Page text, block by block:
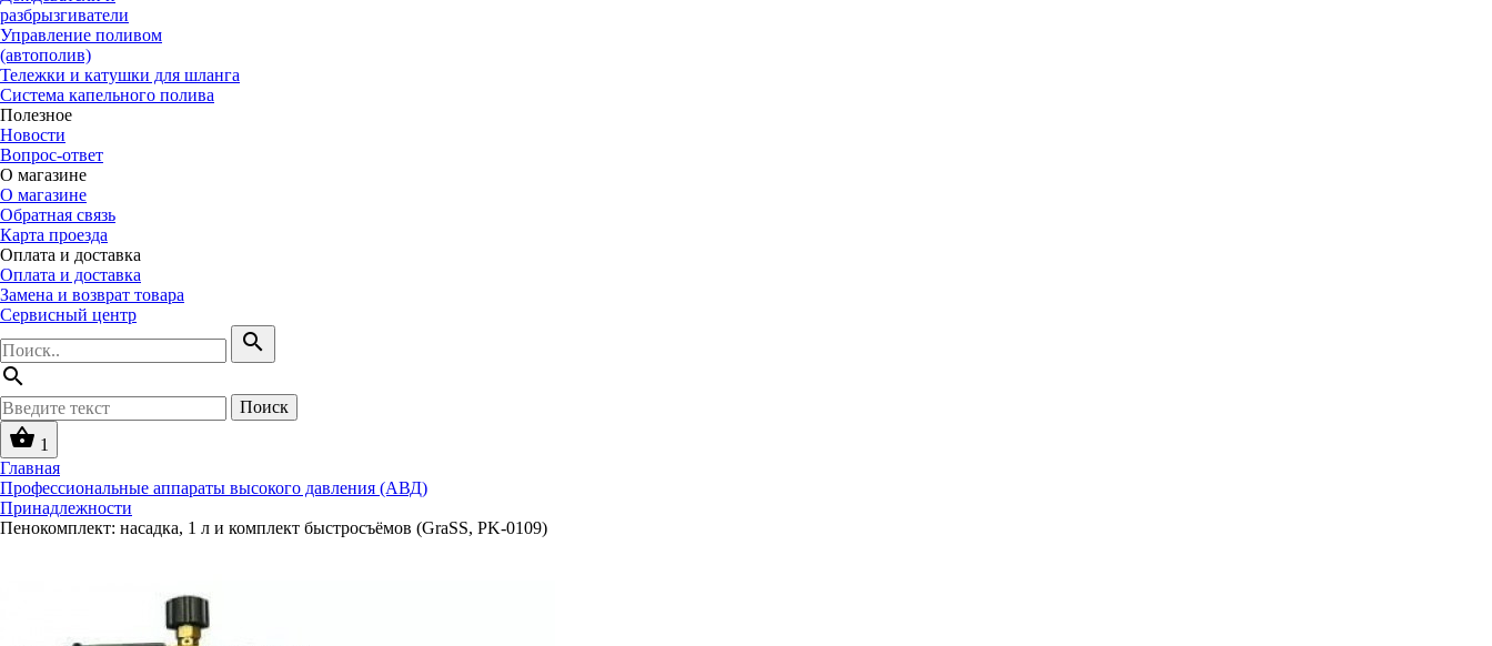
разбрызгиватели
Управление поливом
(автополив)
Тележки и катушки для шланга
Система капельного полива
Полезное
Новости
Вопрос-ответ
О магазине
О магазине
Обратная связь
Карта проезда
Оплата и доставка
Оплата и доставка
Замена и возврат товара
Сервисный центр
search
search
Поиск
shopping_basket 1
Главная
Профессиональные аппараты высокого давления (АВД)
Принадлежности
Пенокомплект: насадка, 1 л и комплект быстросъёмов (GraSS, PK-0109)